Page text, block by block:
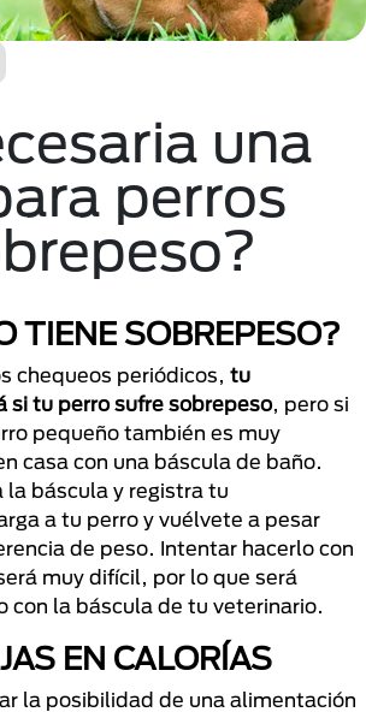
una
perros
TIENE SOBREPESO?
chequeos periódicos, tu
si tu perro sufre sobrepeso, pero si
pequeño también es muy
casa con una báscula de baño.
la báscula y registra tu
a tu perro y vuélvete a pesar
de peso. Intentar hacerlo con
muy difícil, por lo que será
con la báscula de tu veterinario.
EN CALORÍAS
la posibilidad de una alimentación